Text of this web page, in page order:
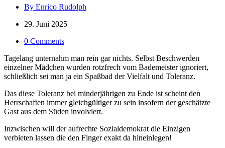
By Enrico Rudolph
29. Juni 2025
0 Comments
Tagelang unternahm man rein gar nichts. Selbst Beschwerden
einzelner Mädchen wurden rotzfrech vom Bademeister ignoriert,
schließlich sei man ja ein Spaßbad der Vielfalt und Toleranz.
Das diese Toleranz bei minderjährigen zu Ende ist scheint den
Herrschaften immer gleichgültiger zu sein insofern der geschätzte
Gast aus dem Süden involviert.
Inzwischen will der aufrechte Sozialdemokrat die Einzigen
verbieten lassen die den Finger exakt da hineinlegen!